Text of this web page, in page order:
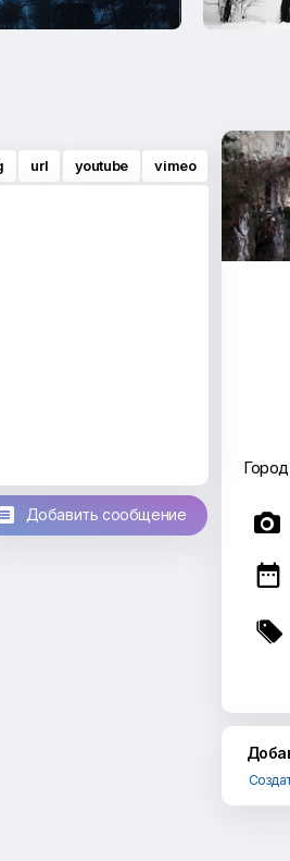
url youtube vimeo
Добавить сообщение 

